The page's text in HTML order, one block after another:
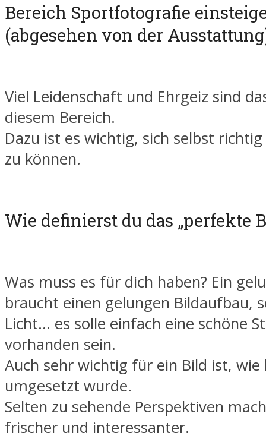
Bereich Sportfotografie
(abgesehen von der
Viel Leidenschaft und Ehrgeiz sind
diesem Bereich.
Dazu ist es wichtig, sich selbst
zu können.
Wie definierst du das „perfekte
Was muss es für dich haben? Ein
braucht einen gelungen Bildaufbau,
Licht… es solle einfach eine schöne
vorhanden sein.
Auch sehr wichtig für ein Bild ist, wie
umgesetzt wurde.
Selten zu sehende Perspektiven
frischer und interessanter.